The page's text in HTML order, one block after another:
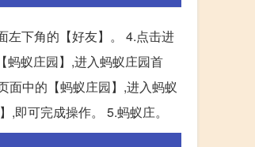
左下角的【好友】。 4.点击进
蚂蚁庄园】,进入蚂蚁庄园首
面中的【蚂蚁庄园】,进入蚂蚁
即可完成操作。 5.蚂蚁庄。